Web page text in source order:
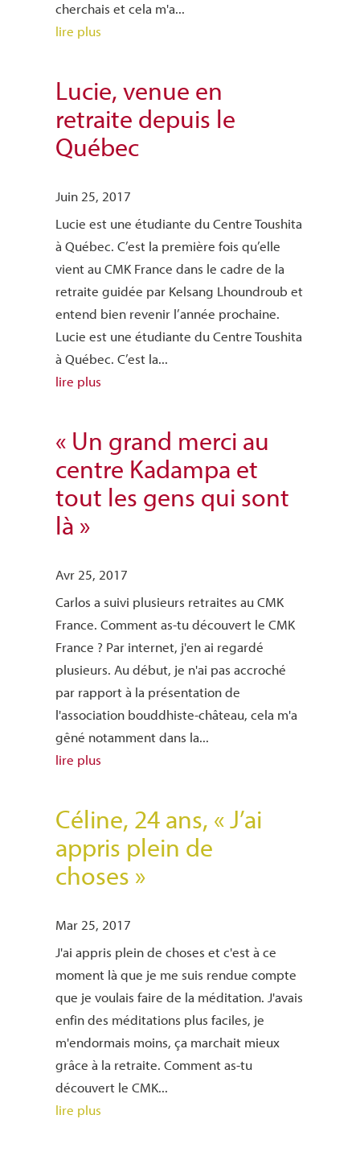
cherchais et cela m'a...
lire plus
Lucie, venue en
retraite depuis le
Québec
Juin 25, 2017
Lucie est une étudiante du Centre Toushita
à Québec. C’est la première fois qu’elle
vient au CMK France dans le cadre de la
retraite guidée par Kelsang Lhoundroub et
entend bien revenir l’année prochaine.
Lucie est une étudiante du Centre Toushita
à Québec. C’est la...
lire plus
« Un grand merci au
centre Kadampa et
tout les gens qui sont
là »
Avr 25, 2017
Carlos a suivi plusieurs retraites au CMK
France. Comment as-tu découvert le CMK
France ? Par internet, j'en ai regardé
plusieurs. Au début, je n'ai pas accroché
par rapport à la présentation de
l'association bouddhiste-château, cela m'a
gêné notamment dans la...
lire plus
Céline, 24 ans, « J’ai
appris plein de
choses »
Mar 25, 2017
J'ai appris plein de choses et c'est à ce
moment là que je me suis rendue compte
que je voulais faire de la méditation. J'avais
enfin des méditations plus faciles, je
m'endormais moins, ça marchait mieux
grâce à la retraite. Comment as-tu
découvert le CMK...
lire plus